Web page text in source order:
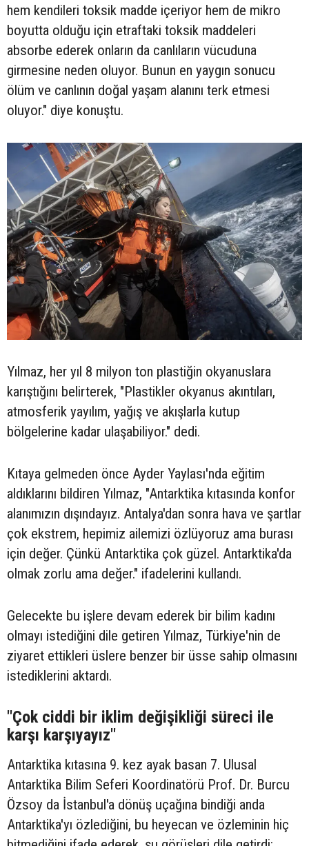
hem kendileri toksik madde içeriyor hem de mikro
boyutta olduğu için etraftaki toksik maddeleri
absorbe ederek onların da canlıların vücuduna
girmesine neden oluyor. Bunun en yaygın sonucu
ölüm ve canlının doğal yaşam alanını terk etmesi
oluyor." diye konuştu.
Yılmaz, her yıl 8 milyon ton plastiğin okyanuslara
karıştığını belirterek, "Plastikler okyanus akıntıları,
atmosferik yayılım, yağış ve akışlarla kutup
bölgelerine kadar ulaşabiliyor." dedi.
Kıtaya gelmeden önce Ayder Yaylası'nda eğitim
aldıklarını bildiren Yılmaz, "Antarktika kıtasında konfor
alanımızın dışındayız. Antalya'dan sonra hava ve şartlar
çok ekstrem, hepimiz ailemizi özlüyoruz ama burası
için değer. Çünkü Antarktika çok güzel. Antarktika'da
olmak zorlu ama değer." ifadelerini kullandı.
Gelecekte bu işlere devam ederek bir bilim kadını
olmayı istediğini dile getiren Yılmaz, Türkiye'nin de
ziyaret ettikleri üslere benzer bir üsse sahip olmasını
istediklerini aktardı.
"Çok ciddi bir iklim değişikliği süreci ile
karşı karşıyayız"
Antarktika kıtasına 9. kez ayak basan 7. Ulusal
Antarktika Bilim Seferi Koordinatörü Prof. Dr. Burcu
Özsoy da İstanbul'a dönüş uçağına bindiği anda
Antarktika'yı özlediğini, bu heyecan ve özleminin hiç